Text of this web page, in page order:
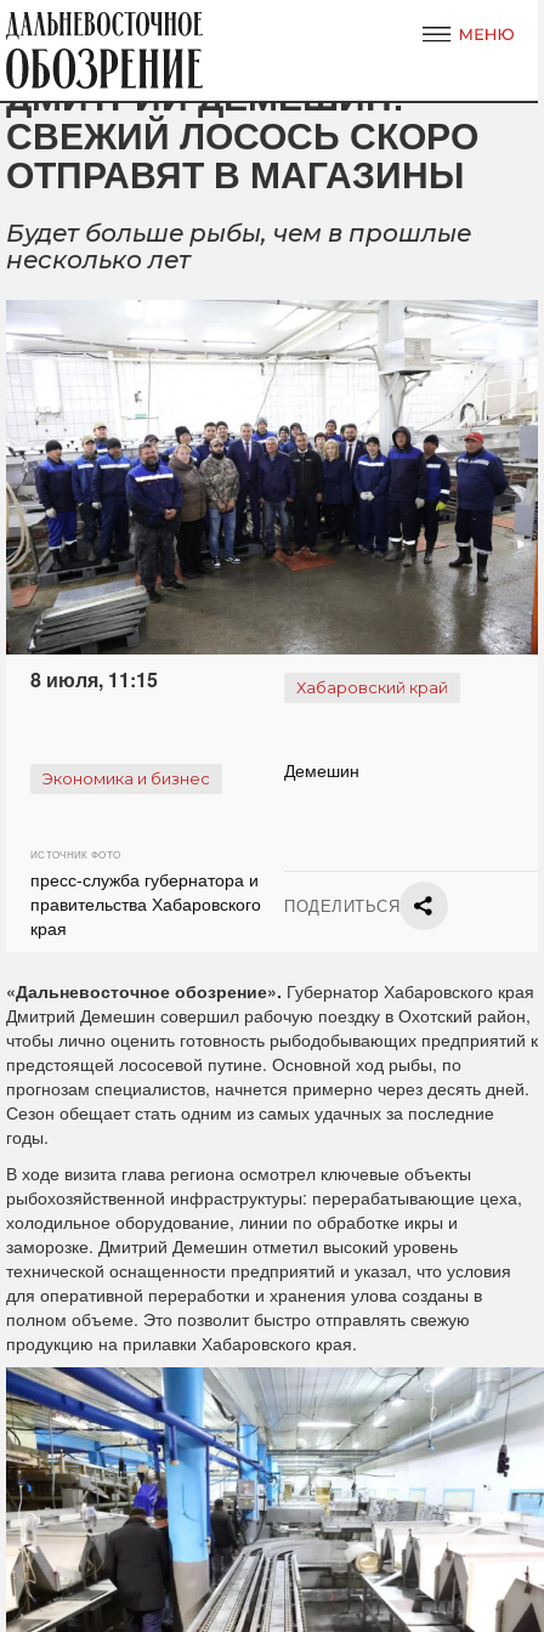
ДМИТРИЙ ДЕМЕШИН:
СВЕЖИЙ ЛОСОСЬ СКОРО
ОТПРАВЯТ В МАГАЗИНЫ
Будет больше рыбы, чем в прошлые
несколько лет
8 июля, 11:15 Хабаровский край
Экономика и бизнес Демешин
ИСТОЧНИК ФОТО
пресс-служба губернатора и
правительства Хабаровского
края
ПОДЕЛИТЬСЯ
«Дальневосточное обозрение». Губернатор Хабаровского края
Дмитрий Демешин совершил рабочую поездку в Охотский район,
чтобы лично оценить готовность рыбодобывающих предприятий к
предстоящей лососевой путине. Основной ход рыбы, по
прогнозам специалистов, начнется примерно через десять дней.
Сезон обещает стать одним из самых удачных за последние
годы.
В ходе визита глава региона осмотрел ключевые объекты
рыбохозяйственной инфраструктуры: перерабатывающие цеха,
холодильное оборудование, линии по обработке икры и
заморозке. Дмитрий Демешин отметил высокий уровень
технической оснащенности предприятий и указал, что условия
для оперативной переработки и хранения улова созданы в
полном объеме. Это позволит быстро отправлять свежую
продукцию на прилавки Хабаровского края.